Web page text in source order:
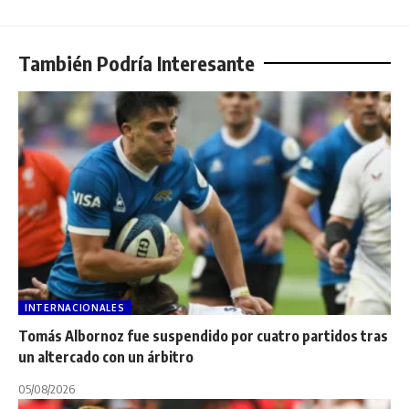
También Podría Interesante
INTERNACIONALES
Tomás Albornoz fue suspendido por cuatro partidos tras
un altercado con un árbitro
05/08/2026